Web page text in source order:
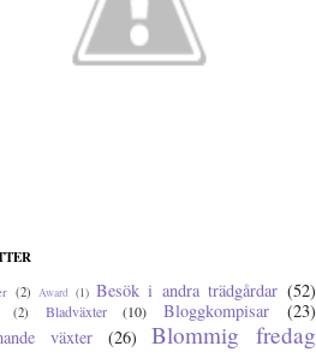
(2) Award (1) Besök i andra trädgårdar (52)
(2) Bladväxter (10) Bloggkompisar
(23)
växter
(26)
Blommig fredag